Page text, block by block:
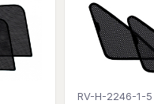
RV-H-2246-1-5